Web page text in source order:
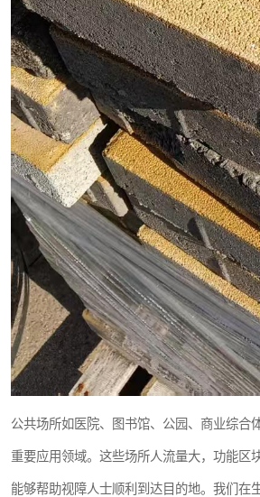
公共场所如医院、图书馆、公园、商业综合
重要应用领域。这些场所人流量大，功能区
能够帮助视障人士顺利到达目的地。我们在